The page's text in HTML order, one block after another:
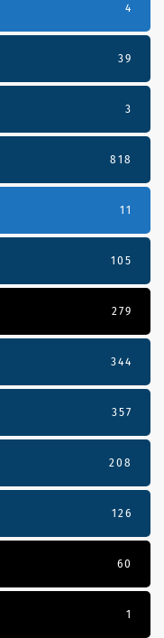
4
39
3
818
11
105
279
344
357
208
126
60
1